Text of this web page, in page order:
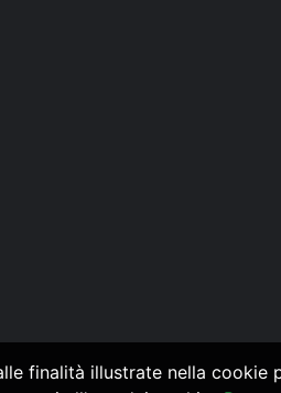
finalità illustrate nella cookie